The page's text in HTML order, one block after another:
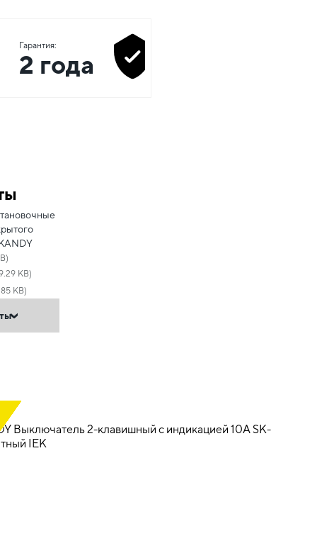
Гарантия:
2 года
KB)
KB)